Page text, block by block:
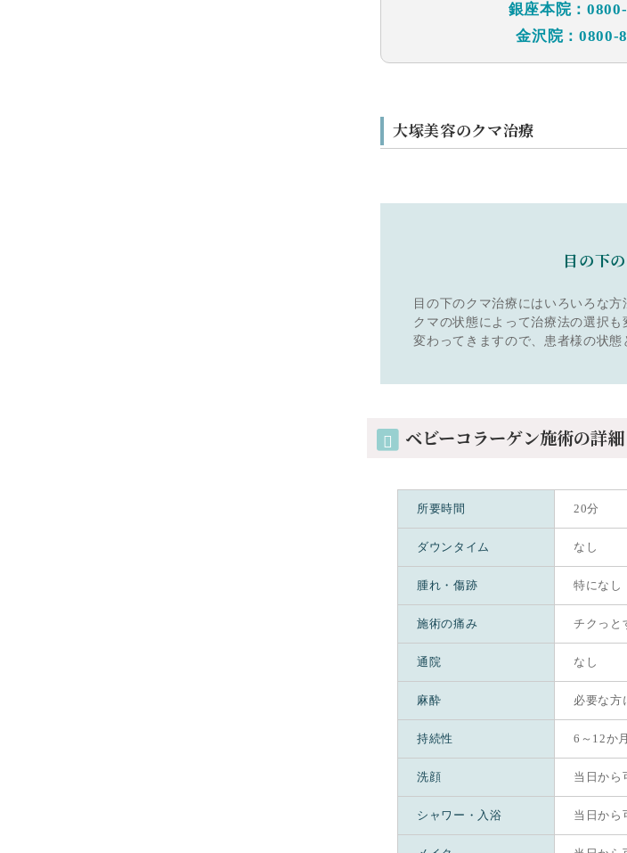
銀座本院：
金沢院：0800-
大塚美容のクマ治療
目の下
目の下のクマ治療にはいろいろな方
クマの状態によって治療法の選択
変わってきますので、患者様の状態
ベビーコラーゲン施術の詳
所要時間 20分
ダウンタイム なし
腫れ・傷跡 特になし
施術の痛み チクっと
通院 なし
麻酔 必要な方
持続性 6～12か月
洗顔 当日から
シャワー・入浴 当日から